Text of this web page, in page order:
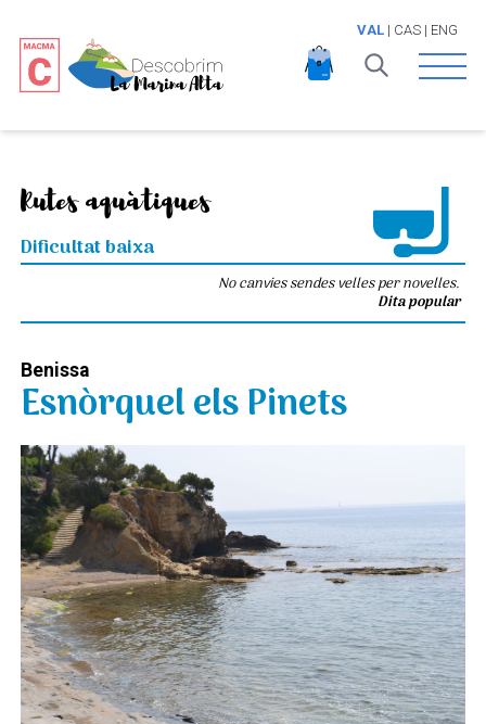
VAL| CAS| ENG
Open
Rutes aquàtiques
Dificultat baixa
No canvies sendes velles per novelles.
Dita popular
Benissa
Esnòrquel els Pinets